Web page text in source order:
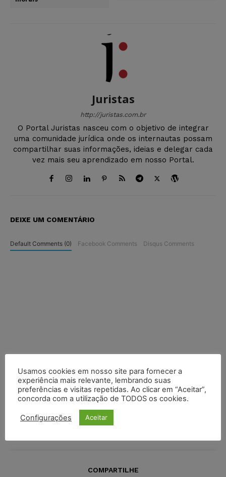
Juristas
http://juristas.com.br
O Portal Juristas nasceu com o objetivo de integrar
uma comunidade jurídica onde os internautas possam
compartilhar suas informações, ideias e delegar cada
vez mais seu aprendizado em nosso Portal.
DEIXE UM COMENTÁRIO
Default Comments (0) Facebook Comments Disqus Comments
COMPARTILHE
Usamos cookies em nosso site para fornecer a
experiência mais relevante, lembrando suas
preferências e visitas repetidas. Ao clicar em “Aceitar”,
concorda com a utilização de TODOS os cookies.
Configurações Aceitar